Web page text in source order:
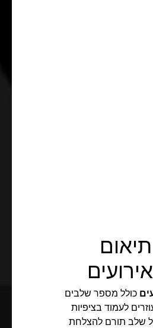
כולל מספר שלבים
לעמוד בציפיות
שלב תורם להצלחת